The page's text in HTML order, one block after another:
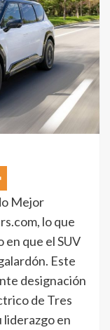
Mejor
lo que
que el SUV
Este
designación
de Tres
liderazgo en